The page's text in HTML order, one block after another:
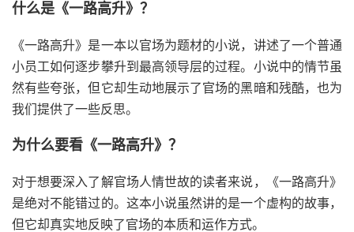
什么是《一路高升》？
《一路高升》是一本以官场为题材的小说，讲述了一个普通
小员工如何逐步攀升到最高领导层的过程。小说中的情节虽
然有些夸张，但它却生动地展示了官场的黑暗和残酷，也为
我们提供了一些反思。
为什么要看《一路高升》？
对于想要深入了解官场人情世故的读者来说，《一路高升》
是绝对不能错过的。这本小说虽然讲的是一个虚构的故事，
但它却真实地反映了官场的本质和运作方式。